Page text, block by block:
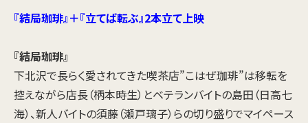
『結局珈琲』＋『立てば転ぶ』2本立て上映
『結局珈琲』
下北沢で長らく愛されてきた喫茶店”こはぜ珈琲”は移転を
控えながら店長（柄本時生）とベテランバイトの島田（日高七
海）、新人バイトの須藤（瀬戸璃子）らの切り盛りでマイペース